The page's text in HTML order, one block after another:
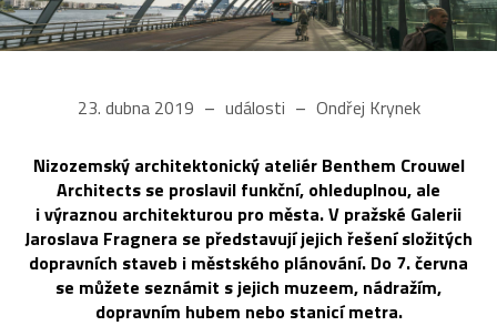
23. dubna 2019 události Ondřej Krynek
Nizozemský architektonický ateliér Benthem Crouwel
Architects se proslavil funkční, ohleduplnou, ale
i výraznou architekturou pro města. V pražské Galerii
Jaroslava Fragnera se představují jejich řešení složitých
dopravních staveb i městského plánování. Do 7. června
se můžete seznámit s jejich muzeem, nádražím,
dopravním hubem nebo stanicí metra.